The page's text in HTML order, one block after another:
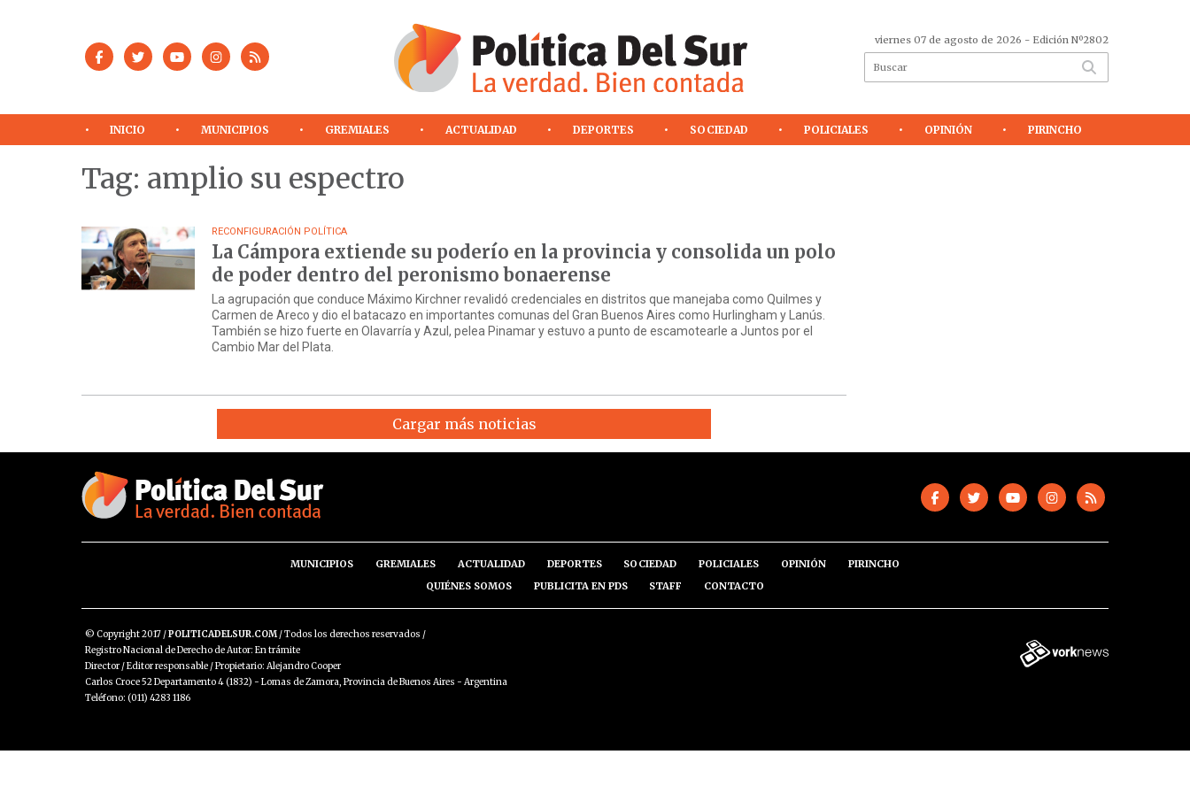
viernes 07 de agosto de 2026 - Edición Nº2802
INICIO MUNICIPIOS GREMIALES ACTUALIDAD DEPORTES SOCIEDAD POLICIALES OPINIÓN PIRINCHO
Tag: amplio su espectro
RECONFIGURACIÓN POLÍTICA
La Cámpora extiende su poderío en la provincia y consolida un polo
de poder dentro del peronismo bonaerense
La agrupación que conduce Máximo Kirchner revalidó credenciales en distritos que manejaba como Quilmes y
Carmen de Areco y dio el batacazo en importantes comunas del Gran Buenos Aires como Hurlingham y Lanús.
También se hizo fuerte en Olavarría y Azul, pelea Pinamar y estuvo a punto de escamotearle a Juntos por el
Cambio Mar del Plata.
Cargar más noticias
MUNICIPIOS GREMIALES ACTUALIDAD DEPORTES SOCIEDAD POLICIALES OPINIÓN
PIRINCHO
QUIÉNES SOMOS
PUBLICITA EN PDS STAFF CONTACTO
© Copyright 2017 /POLITICADELSUR.COM / Todos los derechos reservados /
Registro Nacional de Derecho de Autor: En trámite
Director / Editor responsable / Propietario: Alejandro Cooper
Carlos Croce 52 Departamento 4 (1832) - Lomas de Zamora, Provincia de Buenos Aires - Argentina
Teléfono: (011) 4283 1186